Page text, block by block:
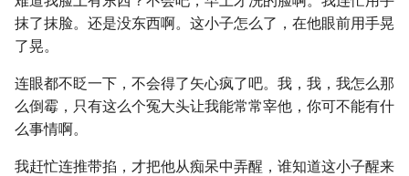
抹了抹脸。还是没东西啊。这小子怎么了，在他眼前用手晃
了晃。
连眼都不眨一下，不会得了矢心疯了吧。我，我，我怎么那
么倒霉，只有这么个冤大头让我能常常宰他，你可不能有什
么事情啊。
我赶忙连推带掐，才把他从痴呆中弄醒，谁知道这小子醒来